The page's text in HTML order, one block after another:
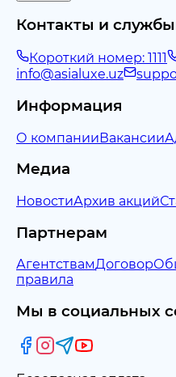
Контакты и
Короткий номер: 1111
info@asialuxe.uz
Информация
О компанииВакансии
Медиа
НовостиАрхив акций
Партнерам
АгентствамДоговор
правила
Мы в социальных